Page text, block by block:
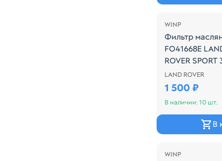
WINP
Фильтр
FO41668E
ROVER
LAND ROVER
1 500 ₽
В наличии: 10 шт.
В
WINP